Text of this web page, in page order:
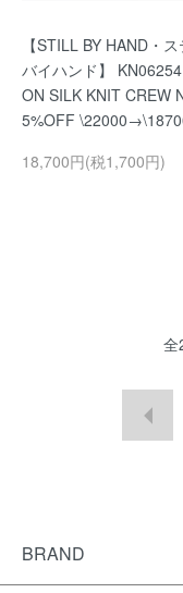
【STILL BY HAND・
バイハンド】
ON SILK KNIT CREW
5%OFF
18,700円(税1,700円)
全
BRAND